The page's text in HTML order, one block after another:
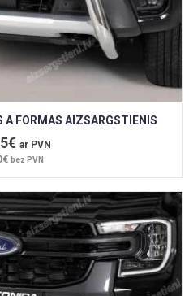
FORMAS AIZSARGSTIENIS
ar PVN
bez PVN